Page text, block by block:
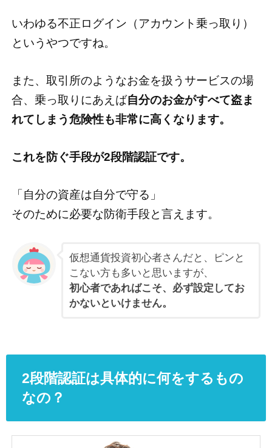
いわゆる不正ログイン（アカウント乗っ取り）
というやつですね。
また、取引所のようなお金を扱うサービスの場
合、乗っ取りにあえば自分のお金がすべて盗ま
れてしまう危険性も非常に高くなります。
これを防ぐ手段が2段階認証です。
「自分の資産は自分で守る」
そのために必要な防衛手段と言えます。
仮想通貨投資初心者さんだと、ピンと
こない方も多いと思いますが、
初心者であればこそ、必ず設定してお
かないといけません。
2段階認証は具体的に何をするもの
なの？